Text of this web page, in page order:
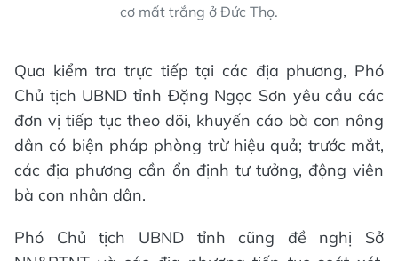
cơ mất trắng ở Đức Thọ.
Qua kiểm tra trực tiếp tại các địa phương, Phó
Chủ tịch UBND tỉnh Đặng Ngọc Sơn yêu cầu các
đơn vị tiếp tục theo dõi, khuyến cáo bà con nông
dân có biện pháp phòng trừ hiệu quả; trước mắt,
các địa phương cần ổn định tư tưởng, động viên
bà con nhân dân.
Phó Chủ tịch UBND tỉnh cũng đề nghị Sở